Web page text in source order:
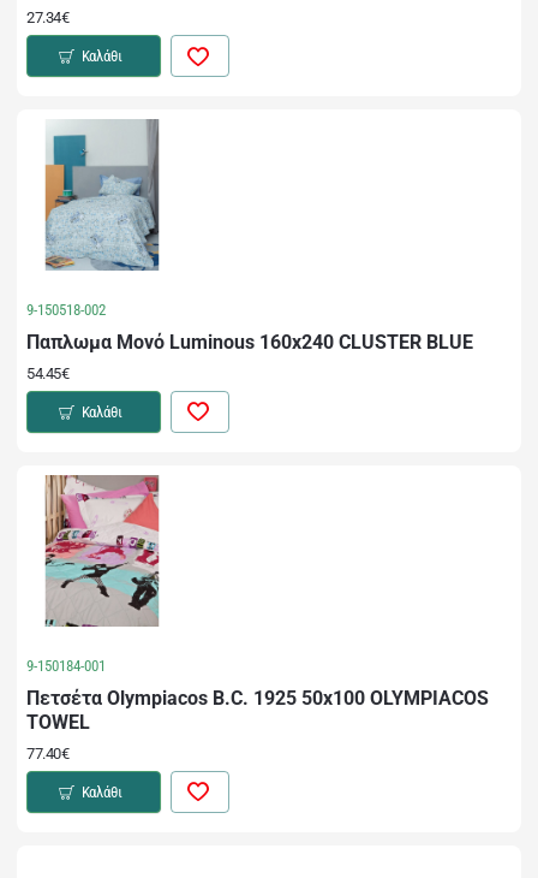
27.34€
Καλάθι
9-150518-002
Παπλωμα Μονό Luminous 160x240 CLUSTER BLUE
54.45€
Καλάθι
9-150184-001
Πετσέτα Olympiacos B.C. 1925 50x100 OLYMPIACOS
TOWEL
77.40€
Καλάθι